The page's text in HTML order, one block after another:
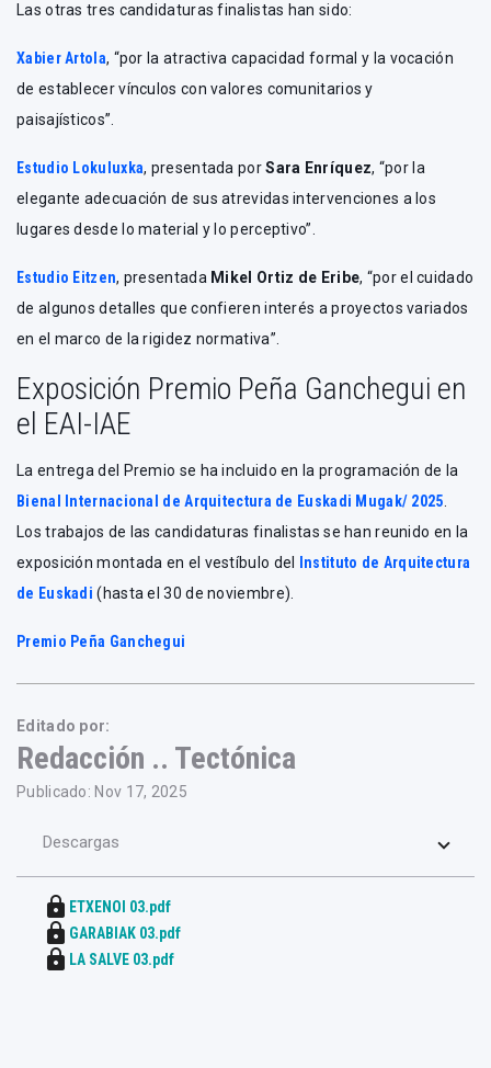
Las otras tres candidaturas finalistas han sido:
Xabier Artola, “por la atractiva capacidad formal y la vocación
de establecer vínculos con valores comunitarios y
paisajísticos”.
Estudio Lokuluxka, presentada porSara Enríquez, “por la
elegante adecuación de sus atrevidas intervenciones a los
lugares desde lo material y lo perceptivo”.
Estudio Eitzen, presentada Mikel Ortiz de Eribe, “por el cuidado
de algunos detalles que confieren interés a proyectos variados
en el marco de la rigidez normativa”.
Exposición Premio Peña Ganchegui en
el EAI-IAE
La entrega del Premio se ha incluido en la programación de la
Bienal Internacional de Arquitectura de Euskadi Mugak/ 2025
Los trabajos de las candidaturas finalistas se han reunido en la
exposición montada en el vestíbulo del
Instituto de Arquitectura
de Euskadi (hasta el 30 de noviembre).
Premio Peña Ganchegui
Editado por:
Redacción .. Tectónica
Publicado: Nov 17, 2025
Descargas
lock ETXENOI 03.pdf
lock GARABIAK 03.pdf
lock LA SALVE 03.pdf